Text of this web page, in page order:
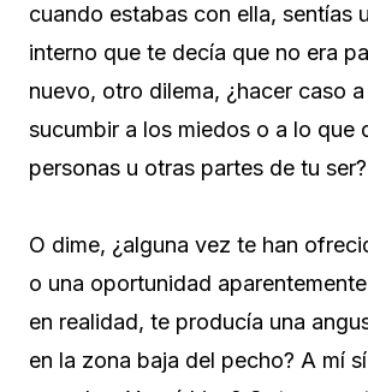
cuando estabas con ella, sentías
interno que te decía que no era
nuevo, otro dilema, ¿hacer caso
sucumbir a los miedos o a lo que
personas u otras partes de tu ser?
O dime, ¿alguna vez te han
o una oportunidad
en realidad, te producía una
en la zona baja del pecho? A mí